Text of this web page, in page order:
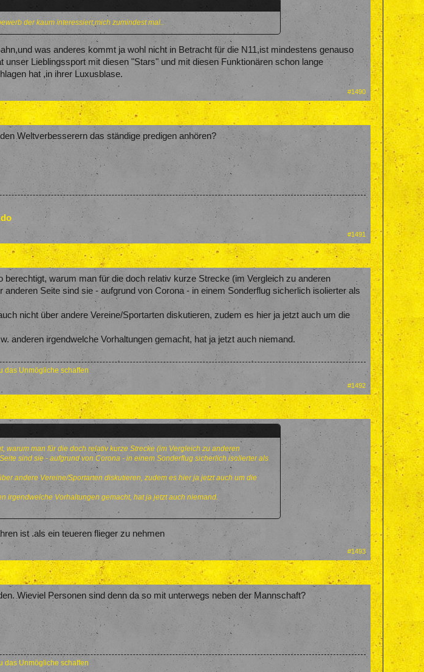
der kaum interessiert,mich zumindest mal..
was anderes kommt ja wohl nicht in Betracht für die N11,ist mindestens genauso
unser Lieblingssport mit diesen "Stars" und mit diesen Funktionären schon lange
hat ,in ihrer Luxusblase.
#1490
Weltverbesserern das ständige predigen anhören?
#1491
warum man für die doch relativ kurze Strecke (im Vergleich zu anderen
Seite sind sie - aufgrund von Corona - in einem Sonderflug sicherlich isolierter als
nicht über andere Vereine/Sportarten diskutieren, zudem es hier ja jetzt auch um die
anderen irgendwelche Vorhaltungen gemacht, hat ja jetzt auch niemand.
das Unmögliche schaffen
#1492
man für die doch relativ kurze Strecke (im Vergleich zu anderen
sind sie - aufgrund von Corona - in einem Sonderflug sicherlich isolierter als
andere Vereine/Sportarten diskutieren, zudem es hier ja jetzt auch um die
irgendwelche Vorhaltungen gemacht, hat ja jetzt auch niemand.
ist .als ein teueren flieger zu nehmen
#1493
Wieviel Personen sind denn da so mit unterwegs neben der Mannschaft?
das Unmögliche schaffen